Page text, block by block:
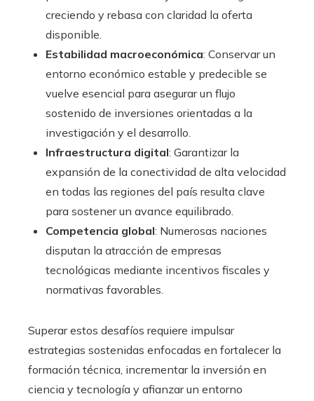
creciendo y rebasa con claridad la oferta
disponible.
Estabilidad macroeconómica: Conservar un
entorno económico estable y predecible se
vuelve esencial para asegurar un flujo
sostenido de inversiones orientadas a la
investigación y el desarrollo.
Infraestructura digital: Garantizar la
expansión de la conectividad de alta velocidad
en todas las regiones del país resulta clave
para sostener un avance equilibrado.
Competencia global: Numerosas naciones
disputan la atracción de empresas
tecnológicas mediante incentivos fiscales y
normativas favorables.
Superar estos desafíos requiere impulsar
estrategias sostenidas enfocadas en fortalecer la
formación técnica, incrementar la inversión en
ciencia y tecnología y afianzar un entorno